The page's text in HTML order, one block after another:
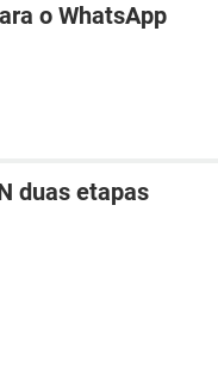
o WhatsApp
duas etapas